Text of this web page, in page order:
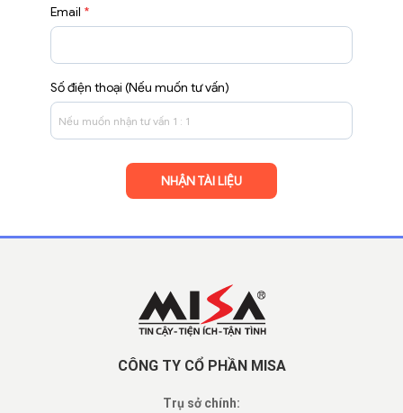
Email *
Số điện thoại (Nếu muốn tư vấn)
CÔNG TY CỔ PHẦN MISA
Trụ sở chính: